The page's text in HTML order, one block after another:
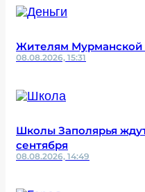
Жителям Мурманской
08.08.2026, 15:31
Школы Заполярья
сентября
08.08.2026, 14:49